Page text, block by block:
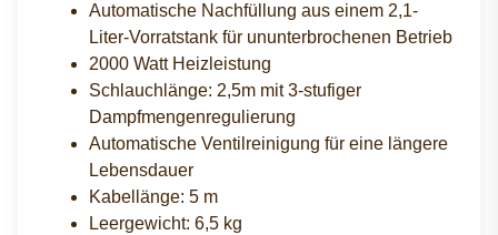
Automatische Nachfüllung aus einem 2,1-
Liter-Vorratstank für ununterbrochenen Betrieb
2000 Watt Heizleistung
Schlauchlänge: 2,5m mit 3-stufiger
Dampfmengenregulierung
Automatische Ventilreinigung für eine längere
Lebensdauer
Kabellänge: 5 m
Leergewicht: 6,5 kg